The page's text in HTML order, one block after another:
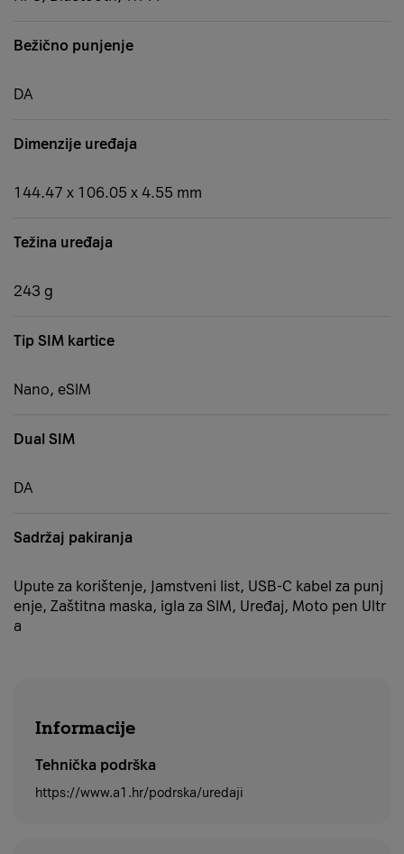
Bežično punjenje
DA
Dimenzije uređaja
144.47 x 106.05 x 4.55 mm
Težina uređaja
243 g
Tip SIM kartice
Nano, eSIM
Dual SIM
DA
Sadržaj pakiranja
Upute za korištenje, Jamstveni list, USB-C kabel za punj
enje, Zaštitna maska, igla za SIM, Uređaj, Moto pen Ultr
a
Informacije
Tehnička podrška
https://www.a1.hr/podrska/uredaji